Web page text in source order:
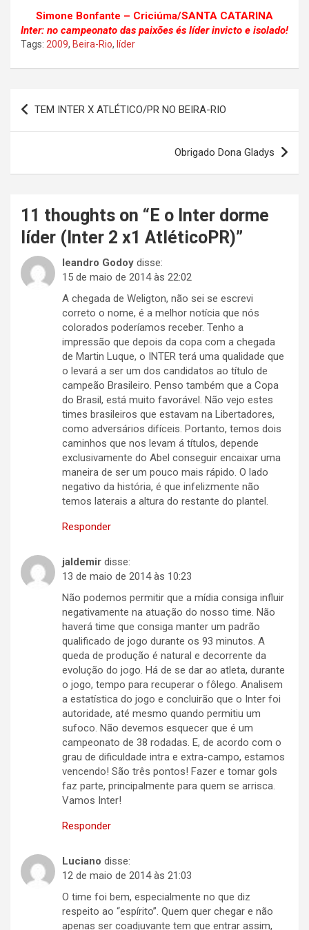
Simone Bonfante – Criciúma/SANTA CATARINA
Inter: no campeonato das paixões és líder invicto e isolado!
Tags: 2009, Beira-Rio, líder
Navegação
de
TEM INTER X ATLÉTICO/PR NO BEIRA-RIO
Obrigado Dona Gladys
11 thoughts on “ E o Inter dorme
líder (Inter 2 x1 AtléticoPR)”
leandro Godoy disse:
15 de maio de 2014 às 22:02
A chegada de Weligton, não sei se escrevi
correto o nome, é a melhor notícia que nós
colorados poderíamos receber. Tenho a
impressão que depois da copa com a chegada
de Martin Luque, o INTER terá uma qualidade que
o levará a ser um dos candidatos ao título de
campeão Brasileiro. Penso também que a Copa
do Brasil, está muito favorável. Não vejo estes
times brasileiros que estavam na Libertadores,
como adversários difíceis. Portanto, temos dois
caminhos que nos levam á títulos, depende
exclusivamente do Abel conseguir encaixar uma
maneira de ser um pouco mais rápido. O lado
negativo da história, é que infelizmente não
temos laterais a altura do restante do plantel.
Responder
jaldemir disse:
13 de maio de 2014 às 10:23
Não podemos permitir que a mídia consiga influir
negativamente na atuação do nosso time. Não
haverá time que consiga manter um padrão
qualificado de jogo durante os 93 minutos. A
queda de produção é natural e decorrente da
evolução do jogo. Há de se dar ao atleta, durante
o jogo, tempo para recuperar o fôlego. Analisem
a estatística do jogo e concluirão que o Inter foi
autoridade, até mesmo quando permitiu um
sufoco. Não devemos esquecer que é um
campeonato de 38 rodadas. E, de acordo com o
grau de dificuldade intra e extra-campo, estamos
vencendo! São três pontos! Fazer e tomar gols
faz parte, principalmente para quem se arrisca.
Vamos Inter!
Responder
Luciano disse:
12 de maio de 2014 às 21:03
O time foi bem, especialmente no que diz
respeito ao “espírito”. Quem quer chegar e não
apenas ser coadjuvante tem que entrar assim,